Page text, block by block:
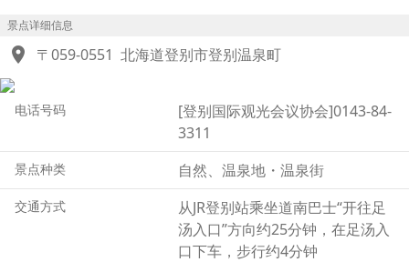
设施。
与一般的足浴设施不同，这里既没有屋顶，也无需循环设
异。
设有足浴设施的大汤沼川探胜步道，从春到夏绿意盎然，到
了秋季，绚丽的红叶与温泉河流相互映衬，景色格外迷人。
在洒落林间的斑驳阳光下，您可以同时享受森林浴与足浴，
体验难得的放松时光。
步道连接着足浴的源头——大汤沼，以及邻近的奥之汤，游
客可步行前往参观。虽然冬季步道状况较为复杂，但银装素
景点详细信息
location_on 〒059-0551 北海道登别市登别温泉町
电话号码
[登别国际观光会议协会]0143-84-
3311
景点种类 自然、温泉地・温泉街
交通方式
从JR登别站乘坐道南巴士“开往足
汤入口”方向约25分钟，在足汤入
口下车，步行约4分钟